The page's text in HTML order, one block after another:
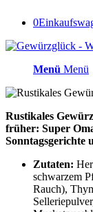
0
Menü Menü
Rustikales
früher: Super
Sonntagsgerichte
Zutaten:
schwarzem
Rauch),